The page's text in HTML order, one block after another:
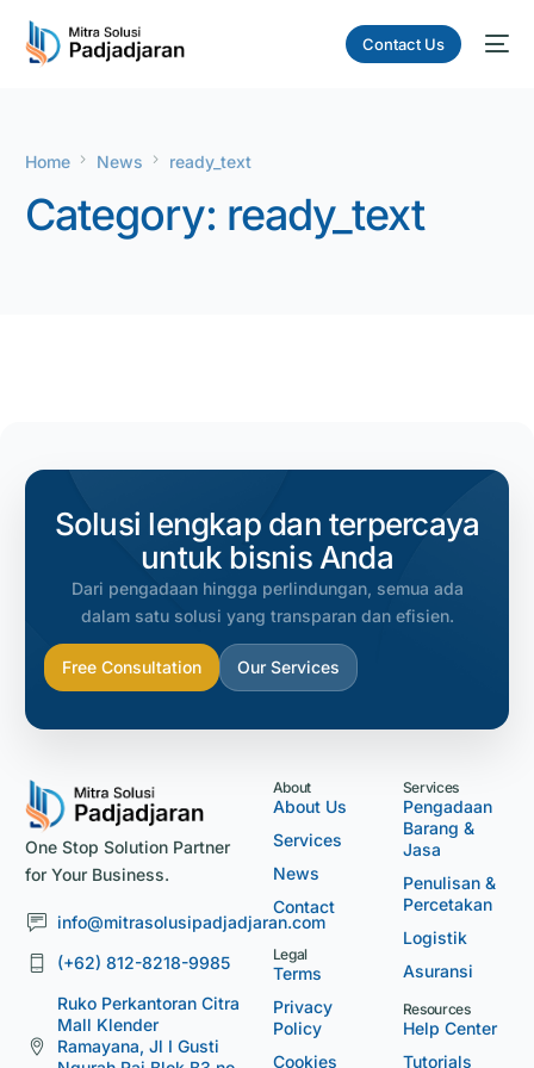
Contact Us
Home News ready_text
Category: ready_text
Solusi lengkap dan terpercaya
untuk bisnis Anda
Dari pengadaan hingga perlindungan, semua ada
dalam satu solusi yang transparan dan efisien.
Free Consultation Our Services
One Stop Solution Partner
for Your Business.
info@mitrasolusipadjadjaran.com
(+62) 812-8218-9985
Ruko Perkantoran Citra
Mall Klender
Ramayana, Jl I Gusti
About
About Us
Services
News
Contact
Legal
Terms
Privacy
Policy
Cookies
Services
Pengadaan
Barang &
Jasa
Penulisan &
Percetakan
Logistik
Asuransi
Resources
Help Center
Tutorials